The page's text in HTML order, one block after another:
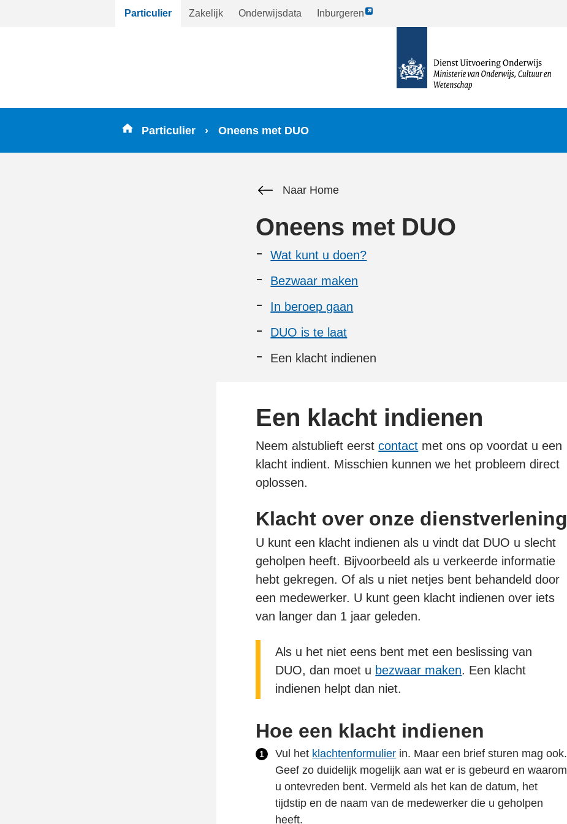
Particulier Zakelijk Onderwijsdata Inburgeren
Link
homepagina
Particulier Oneens met DUO
Naar Home
Oneens met DUO
Wat kunt u doen?
Bezwaar maken
In beroep gaan
DUO is te laat
Een klacht indienen
Een klacht indienen
Neem alstublieft eerstcontact met ons op voordat u een
klacht indient. Misschien kunnen we het probleem direct
oplossen.
Klacht over onze dienstverlening
U kunt een klacht indienen als u vindt dat DUO u slecht
geholpen heeft. Bijvoorbeeld als u verkeerde informatie
hebt gekregen. Of als u niet netjes bent behandeld door
een medewerker. U kunt geen klacht indienen over iets
van langer dan 1 jaar geleden.
Als u het niet eens bent met een beslissing van
DUO, dan moet u bezwaar maken. Een klacht
indienen helpt dan niet.
Hoe een klacht indienen
Vul het klachtenformulier in. Maar een brief sturen mag ook.
Geef zo duidelijk mogelijk aan wat er is gebeurd en waarom
u ontevreden bent. Vermeld als het kan de datum, het
tijdstip en de naam van de medewerker die u geholpen
heeft.